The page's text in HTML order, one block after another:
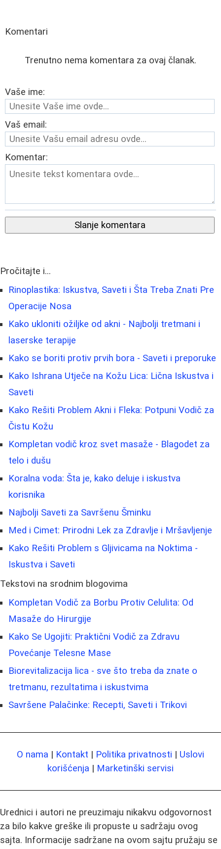
Komentari
Trenutno nema komentara za ovaj članak.
Vaše ime:
Vaš email:
Komentar:
Slanje komentara
Pročitajte i...
Rinoplastika: Iskustva, Saveti i Šta Treba Znati Pre
Operacije Nosa
Kako ukloniti ožiljke od akni - Najbolji tretmani i
laserske terapije
Kako se boriti protiv prvih bora - Saveti i preporuke
Kako Ishrana Utječe na Kožu Lica: Lična Iskustva i
Saveti
Kako Rešiti Problem Akni i Fleka: Potpuni Vodič za
Čistu Kožu
Kompletan vodič kroz svet masaže - Blagodet za
telo i dušu
Koralna voda: Šta je, kako deluje i iskustva
korisnika
Najbolji Saveti za Savršenu Šminku
Med i Cimet: Prirodni Lek za Zdravlje i Mršavljenje
Kako Rešiti Problem s Gljivicama na Noktima -
Iskustva i Saveti
Tekstovi na srodnim blogovima
Kompletan Vodič za Borbu Protiv Celulita: Od
Masaže do Hirurgije
Kako Se Ugojiti: Praktični Vodič za Zdravu
Povećanje Telesne Mase
Biorevitalizacija lica - sve što treba da znate o
tretmanu, rezultatima i iskustvima
Savršene Palačinke: Recepti, Saveti i Trikovi
O nama | Kontakt | Politika privatnosti | Uslovi
korišćenja | Marketinški servisi
Urednici i autori ne preuzimaju nikakvu odgovornost
za bilo kakve greške ili propuste u sadržaju ovog
sajta. Informacije sadržane na ovom sajtu pružaju se